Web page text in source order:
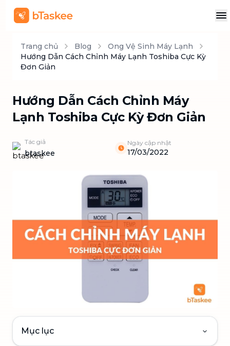
Trang chủ Blog
Ong Vệ Sinh Máy Lạnh
Hướng Dẫn Cách Chỉnh Máy Lạnh Toshiba Cực Kỳ
Đơn Giản
Hướng Dẫn Cách Chỉnh Máy
Lạnh Toshiba Cực Kỳ Đơn Giản
Tác giả
btaskee
Ngày cập nhật
17/03/2022
Mục lục